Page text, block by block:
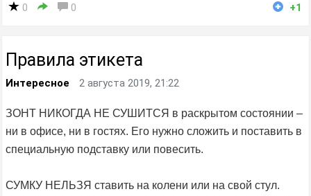
0 0 +1
Правила этикета
Интересное 2 августа 2019, 21:22
ЗОНТ НИКОГДА НЕ СУШИТСЯ в раскрытом состоянии –
ни в офисе, ни в гостях. Его нужно сложить и поставить в
специальную подставку или повесить.
СУМКУ НЕЛЬЗЯ ставить на колени или на свой стул.